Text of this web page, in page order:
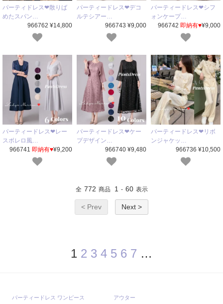
パーティドレス❤散りば
めたスパン…
966762 ¥14,800
パーティードレス❤デコ
ルテシアー…
966743 ¥9,000
パーティードレス❤シフ
ォンケープ…
966742 即納有♥¥9,000
パーティードレス❤レー
スボレロ風…
966741即納有♥¥9,200
パーティードレス❤ケー
プデザイン…
966740 ¥9,480
パーティードレス❤リボ
ンジャケッ…
966736 ¥10,500
全 772 商品 1 - 60 表示
< Prev Next >
1 2 3 4 5 6 7 …
パーティードレス ワンピース アウター